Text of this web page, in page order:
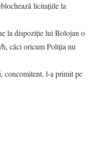
licitațiile la
la dispoziție lui Bolojan o
căci oricum Poliția nu
concomitent, l-a primit pe